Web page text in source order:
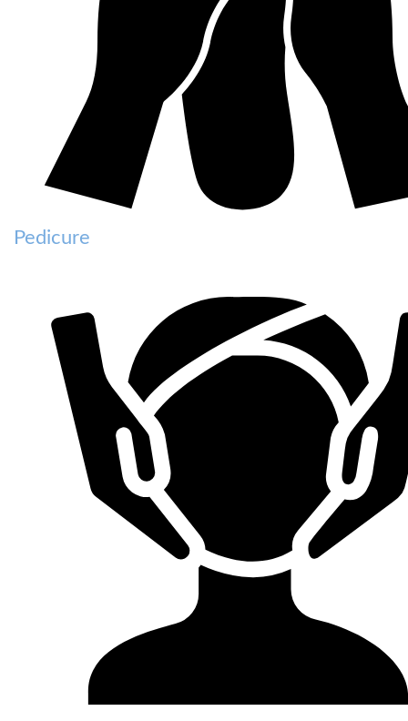
Pedicure